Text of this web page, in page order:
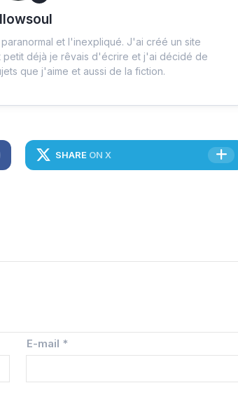
et l'inexpliqué. J'ai créé un site
petit déjà je rêvais d'écrire et j'ai décidé de
que j'aime et aussi de la fiction.
SHARE ON X
E-mail *